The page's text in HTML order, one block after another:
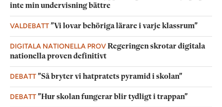
inte min undervisning bättre
VALDEBATT”Vi lovar behöriga lärare i varje klassrum”
DIGITALA NATIONELLA PROVRegeringen skrotar digitala
nationella proven definitivt
DEBATT”Så bryter vi hatpratets pyramid i skolan”
DEBATT”Hur skolan fungerar blir tydligt i trappan”